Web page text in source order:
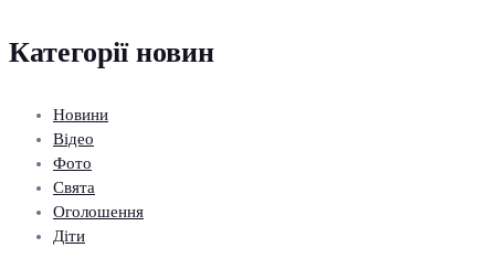
Категорії новин
Новини
Відео
Фото
Свята
Оголошення
Діти